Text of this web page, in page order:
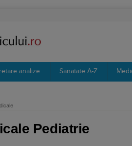
analize Sanatate A-Z
Pediatrie